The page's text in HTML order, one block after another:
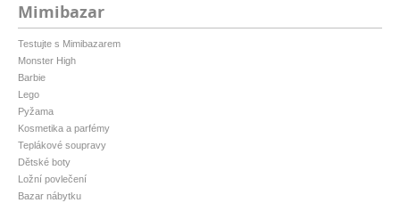
Mimibazar
Testujte s Mimibazarem
Monster High
Barbie
Lego
Pyžama
Kosmetika a parfémy
Teplákové soupravy
Dětské boty
Ložní povlečení
Bazar nábytku